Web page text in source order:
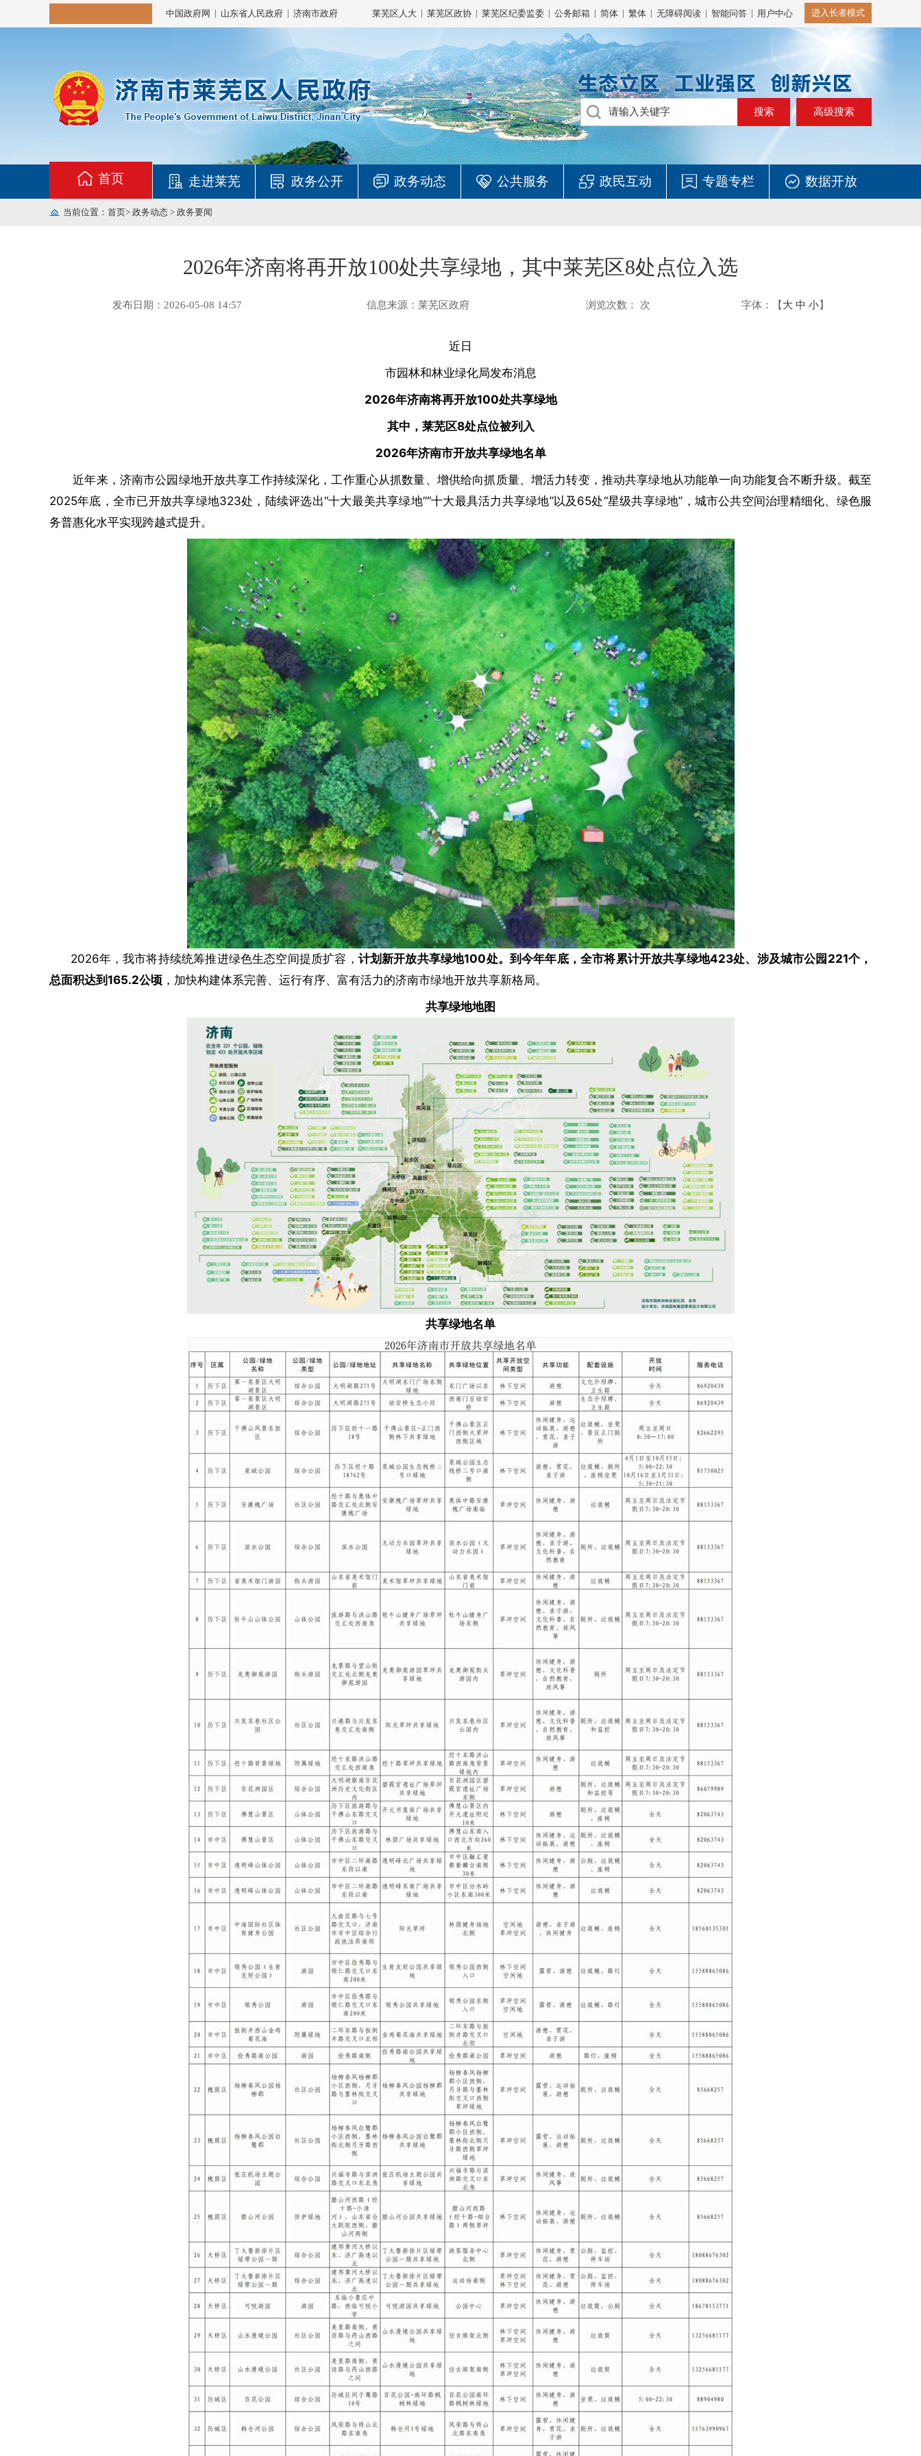
中国政府网 | 山东省人民政府 | 济南市政府 莱芜区人大 | 莱芜区政协 | 莱芜区纪委监委 | 公务邮箱 | 简体 | 繁体 | 无障碍阅读 | 智能问答 | 用户中心 进入长者模式
高级搜索
首页 走进莱芜 政务公开 政务动态 公共服务 政民互动 专题专栏 数据开放
当前位置： 首页> 政务动态 > 政务要闻
2026年济南将再开放100处共享绿地，其中莱芜区8处点位入选
发布日期：2026-05-08 14:57 信息来源：莱芜区政府 浏览次数： 次 字体：【 大 中 小】
近日
市园林和林业绿化局发布消息
2026年济南将再开放100处共享绿地
其中，莱芜区8处点位被列入
2026年济南市开放共享绿地名单
近年来，济南市公园绿地开放共享工作持续深化，工作重心从抓数量、增供给向抓质量、增活力转变，推动共享绿地从功能单一向功能复合不断升级。截至
2025年底，全市已开放共享绿地323处，陆续评选出“十大最美共享绿地”“十大最具活力共享绿地”以及65处“星级共享绿地”，城市公共空间治理精细化、绿色服
务普惠化水平实现跨越式提升。
2026年，我市将持续统筹推进绿色生态空间提质扩容， 计划新开放共享绿地100处。到今年年底，全市将累计开放共享绿地423处、涉及城市公园221个，
总面积达到165.2公顷 ，加快构建体系完善、运行有序、富有活力的济南市绿地开放共享新格局。
共享绿地地图
共享绿地名单